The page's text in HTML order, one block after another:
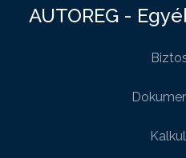
AUTOREG -